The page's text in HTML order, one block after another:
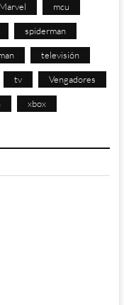
Marvel mcu
spiderman
televisión
tv Vengadores
xbox